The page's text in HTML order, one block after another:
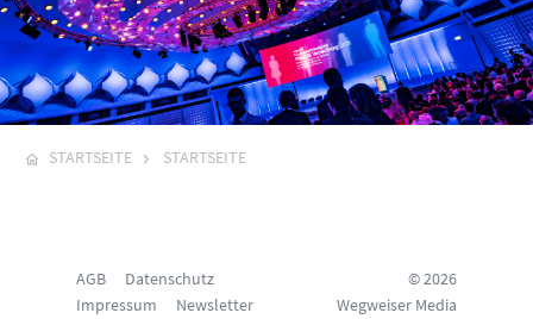
STARTSEITE STARTSEITE
AGB
Datenschutz
Impressum
Newsletter
© 2026
Wegweiser Media